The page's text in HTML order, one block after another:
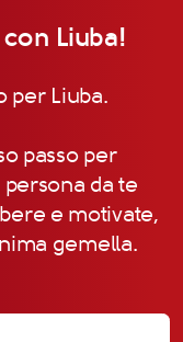
Liuba!
per Liuba.
passo per
da te
e motivate,
gemella.